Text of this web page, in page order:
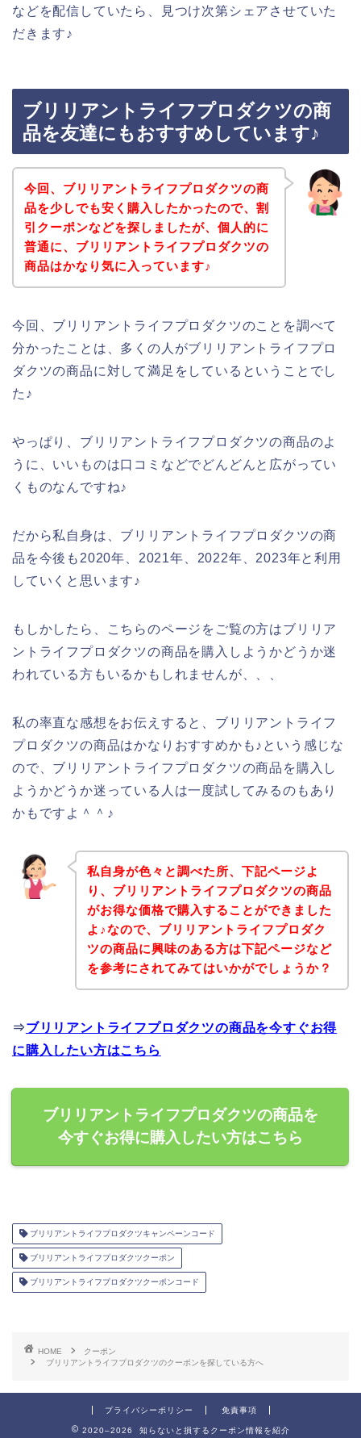
などを配信していたら、見つけ次第シェアさせていた
だきます♪
ブリリアントライフプロダクツの商
品を友達にもおすすめしています♪
今回、ブリリアントライフプロダクツの商
品を少しでも安く購入したかったので、割
引クーポンなどを探しましたが、個人的に
普通に、ブリリアントライフプロダクツの
商品はかなり気に入っています♪
今回、ブリリアントライフプロダクツのことを調べて
分かったことは、多くの人がブリリアントライフプロ
ダクツの商品に対して満足をしているということでし
た♪
やっぱり、ブリリアントライフプロダクツの商品のよ
うに、いいものは口コミなどでどんどんと広がってい
くものなんですね♪
だから私自身は、ブリリアントライフプロダクツの商
品を今後も2020年、2021年、2022年、2023年と利用
していくと思います♪
もしかしたら、こちらのページをご覧の方はブリリア
ントライフプロダクツの商品を購入しようかどうか迷
われている方もいるかもしれませんが、、、
私の率直な感想をお伝えすると、ブリリアントライフ
プロダクツの商品はかなりおすすめかも♪という感じな
ので、ブリリアントライフプロダクツの商品を購入し
ようかどうか迷っている人は一度試してみるのもあり
かもですよ＾＾♪
私自身が色々と調べた所、下記ページよ
り、ブリリアントライフプロダクツの商品
がお得な価格で購入することができました
よ♪なので、ブリリアントライフプロダク
ツの商品に興味のある方は下記ページなど
を参考にされてみてはいかがでしょうか？
⇒ブリリアントライフプロダクツの商品を今すぐお得
に購入したい方はこちら
ブリリアントライフプロダクツの商品を
今すぐお得に購入したい方はこちら
ブリリアントライフプロダクツキャンペーンコード
ブリリアントライフプロダクツクーポン
ブリリアントライフプロダクツクーポンコード
HOME
クーポン
ブリリアントライフプロダクツのクーポンを探している方へ
プライバシーポリシー 免責事項
2020–2026 知らないと損するクーポン情報を紹介